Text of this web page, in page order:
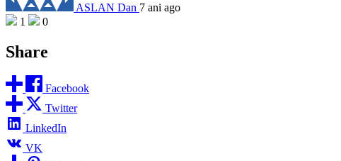
ASLAN Dan 7 ani ago
1
0
Share
Facebook
Twitter
LinkedIn
VK